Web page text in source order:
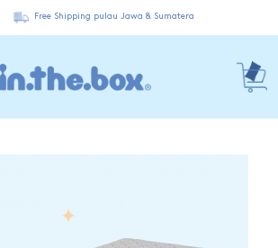
Free Shipping pulau Jawa & Sumatera